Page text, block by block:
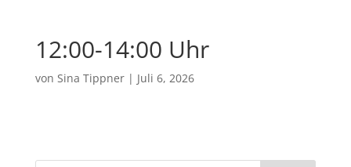
12:00-14:00 Uhr
von Sina Tippner| Juli 6, 2026